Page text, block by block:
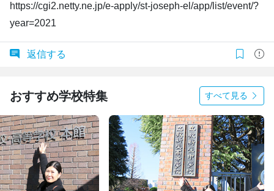
https://cgi2.netty.ne.jp/e-apply/st-joseph-el/app/list/event/?
year=2021
返信する
おすすめ学校特集 すべて見る